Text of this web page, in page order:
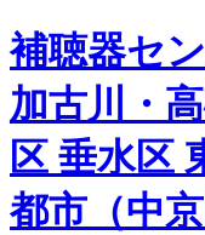
補聴器セ
加古川・
区 垂水区
都市（中